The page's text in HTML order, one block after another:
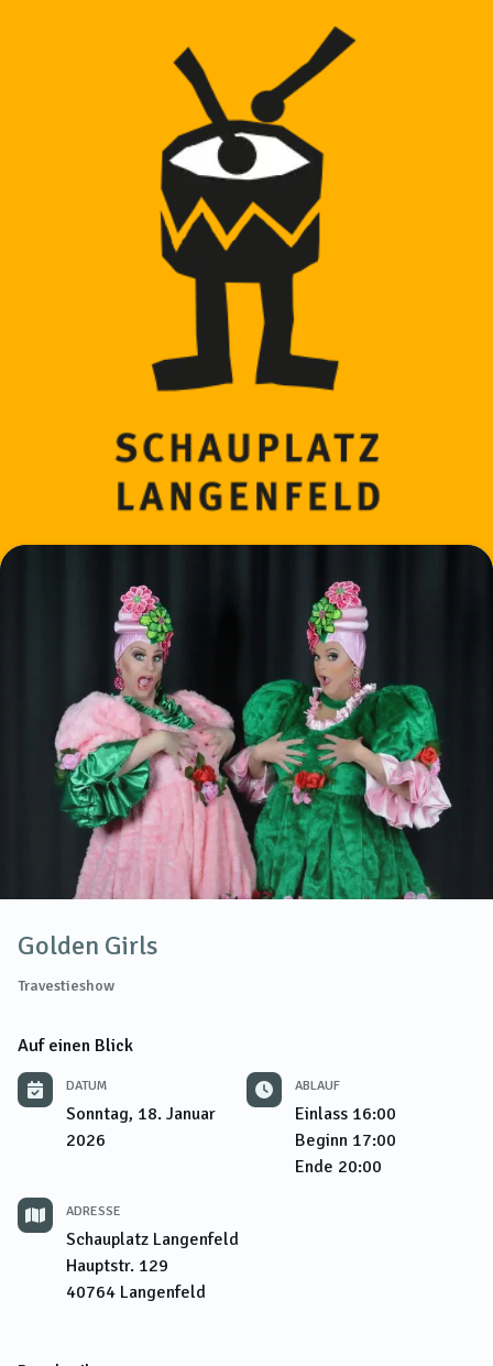
Golden Girls
Travestieshow
Auf einen Blick
DATUM
Sonntag, 18. Januar
2026
ABLAUF
Einlass 16:00
Beginn 17:00
Ende 20:00
ADRESSE
Schauplatz Langenfeld
Hauptstr. 129
40764 Langenfeld